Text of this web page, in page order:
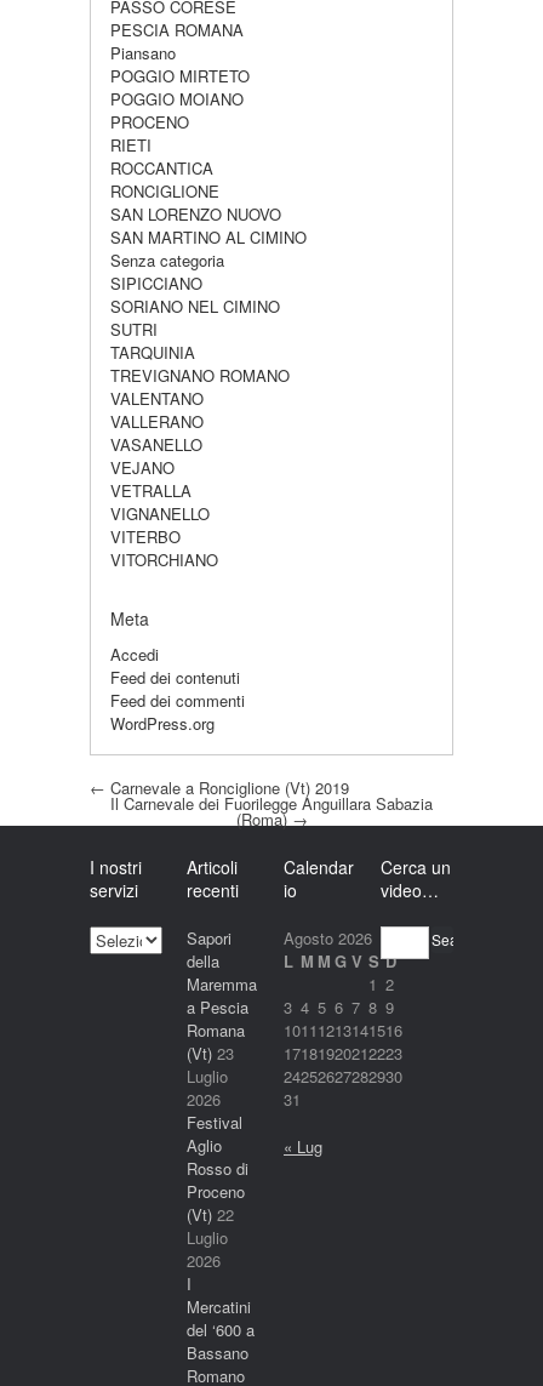
PASSO CORESE
PESCIA ROMANA
Piansano
POGGIO MIRTETO
POGGIO MOIANO
PROCENO
RIETI
ROCCANTICA
RONCIGLIONE
SAN LORENZO NUOVO
SAN MARTINO AL CIMINO
Senza categoria
SIPICCIANO
SORIANO NEL CIMINO
SUTRI
TARQUINIA
TREVIGNANO ROMANO
VALENTANO
VALLERANO
VASANELLO
VEJANO
VETRALLA
VIGNANELLO
VITERBO
VITORCHIANO
Meta
Accedi
Feed dei contenuti
Feed dei commenti
WordPress.org
Post navigation
← Carnevale a Ronciglione (Vt) 2019
Il Carnevale dei Fuorilegge Anguillara Sabazia
(Roma) →
I nostri
servizi
nostri
Articoli
recenti
Sapori
della
Maremma
a Pescia
Romana
(Vt) 23
Luglio
2026
Festival
Aglio
Rosso di
Proceno
(Vt) 22
Luglio
2026
I
Mercatini
del ‘600 a
Bassano
Romano
Calendar
io
Agosto 2026
L M M G V S D
1 2
3 4 5 6 7 8 9
10111213141516
17181920212223
24252627282930
31
« Lug
Cerca un
video…